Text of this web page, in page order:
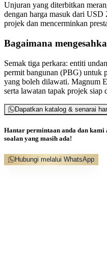
Unjuran yang diterbitkan
dengan harga masuk dari
projek dan mencerminkan
Bagaimana
Semak tiga perkara: entiti
permit bangunan (PBG) untuk
yang boleh dilawati. Magnum
serta lawatan tapak projek siap
Dapatkan katalog & senarai
Hantar permintaan anda dan kami
soalan yang masih ada!
Hubungi melalui WhatsApp